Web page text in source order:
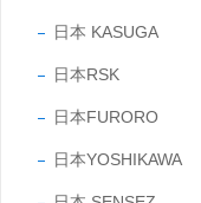
日本 KASUGA
日本RSK
日本FURORO
日本YOSHIKAWA